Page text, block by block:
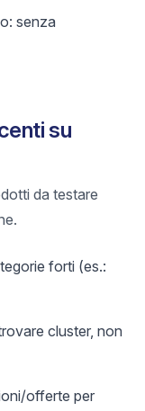
senza
su
da testare
forti (es.:
cluster, non
offerte per